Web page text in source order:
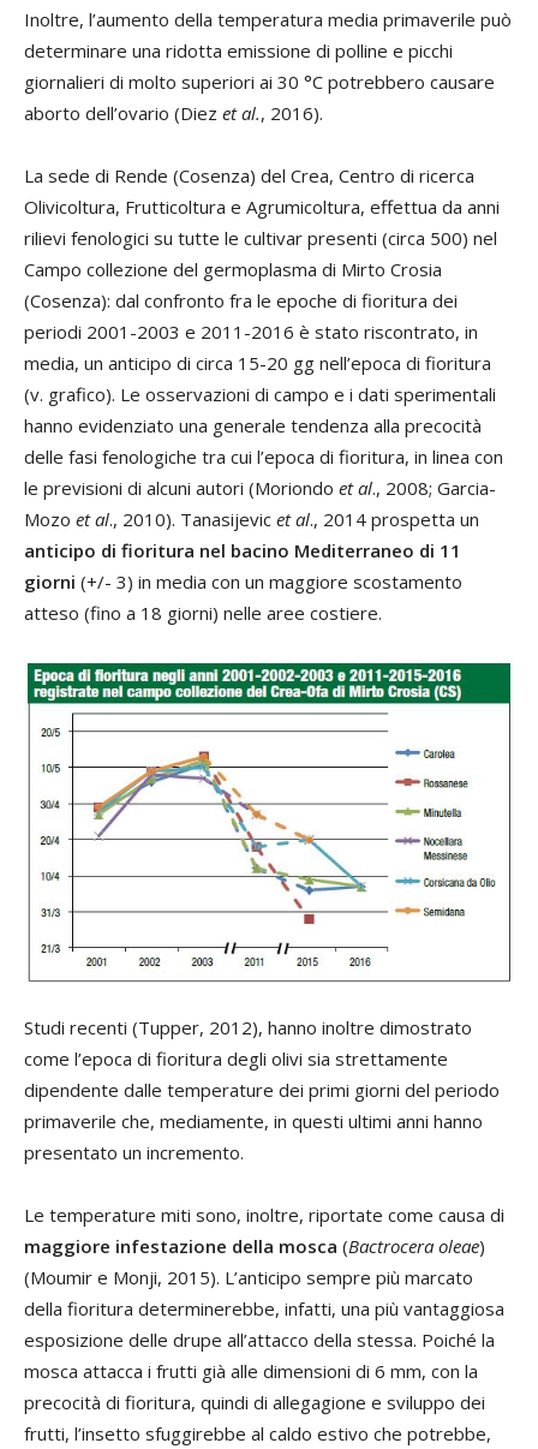
Inoltre, l’aumento della temperatura media primaverile può
determinare una ridotta emissione di polline e picchi
giornalieri di molto superiori ai 30 °C potrebbero causare
aborto dell’ovario (Diez et al., 2016).
La sede di Rende (Cosenza) del Crea, Centro di ricerca
Olivicoltura, Frutticoltura e Agrumicoltura, effettua da anni
rilievi fenologici su tutte le cultivar presenti (circa 500) nel
Campo collezione del germoplasma di Mirto Crosia
(Cosenza): dal confronto fra le epoche di fioritura dei
periodi 2001-2003 e 2011-2016 è stato riscontrato, in
media, un anticipo di circa 15-20 gg nell’epoca di fioritura
(v. grafico). Le osservazioni di campo e i dati sperimentali
hanno evidenziato una generale tendenza alla precocità
delle fasi fenologiche tra cui l’epoca di fioritura, in linea con
le previsioni di alcuni autori (Moriondo et al., 2008; Garcia-
Mozo et al., 2010). Tanasijevic et al., 2014 prospetta un
anticipo di fioritura nel bacino Mediterraneo di 11
giorni (+/- 3) in media con un maggiore scostamento
atteso (fino a 18 giorni) nelle aree costiere.
Studi recenti (Tupper, 2012), hanno inoltre dimostrato
come l’epoca di fioritura degli olivi sia strettamente
dipendente dalle temperature dei primi giorni del periodo
primaverile che, mediamente, in questi ultimi anni hanno
presentato un incremento.
Le temperature miti sono, inoltre, riportate come causa di
maggiore infestazione della mosca (Bactrocera oleae)
(Moumir e Monji, 2015). L’anticipo sempre più marcato
della fioritura determinerebbe, infatti, una più vantaggiosa
esposizione delle drupe all’attacco della stessa. Poiché la
mosca attacca i frutti già alle dimensioni di 6 mm, con la
precocità di fioritura, quindi di allegagione e sviluppo dei
frutti, l’insetto sfuggirebbe al caldo estivo che potrebbe,